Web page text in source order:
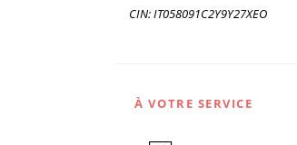
CIN: IT058091C2Y9Y27XEO
À VOTRE SERVICE